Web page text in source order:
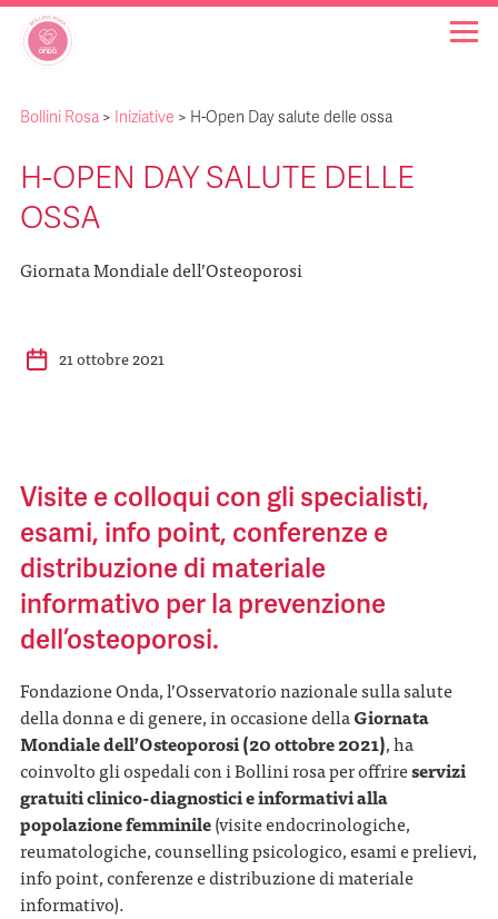
OSPEDALI BOLLINO ROSA
INIZIATIVE
NOTIZIE
FAQ
Bollini Rosa > Iniziative > H-Open Day salute delle ossa
H-OPEN DAY SALUTE DELLE
OSSA
Giornata Mondiale dell’Osteoporosi
21 ottobre 2021
Visite e colloqui con gli specialisti,
esami, info point, conferenze e
distribuzione di materiale
informativo per la prevenzione
dell’osteoporosi.
Fondazione Onda, l’Osservatorio nazionale sulla salute
della donna e di genere, in occasione dellaGiornata
Mondiale dell’Osteoporosi (20 ottobre 2021), ha
coinvolto gli ospedali con i Bollini rosa per offrireservizi
gratuiti clinico-diagnostici e informativi alla
popolazione femminile(visite endocrinologiche,
reumatologiche, counselling psicologico, esami e prelievi,
info point, conferenze e distribuzione di materiale
informativo).